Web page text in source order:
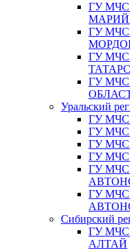
ГУ
МАРИЙ
ГУ
ГУ
ГУ
Уральский
ГУ
ГУ
ГУ
ГУ
ГУ
ГУ
Сибирский
ГУ
АЛТАЙ